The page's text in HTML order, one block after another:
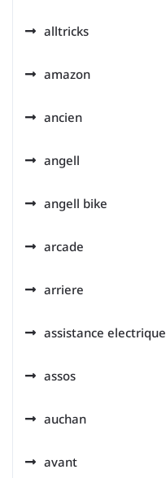
alltricks
amazon
ancien
angell
angell bike
arcade
arriere
assistance electrique
assos
auchan
avant